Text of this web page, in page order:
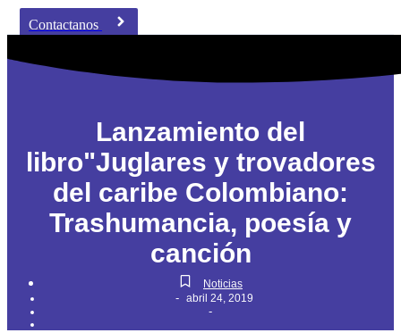
Contactanos
Lanzamiento del
libro"Juglares y trovadores
del caribe Colombiano:
Trashumancia, poesía y
canción
Noticias
- abril 24, 2019
-